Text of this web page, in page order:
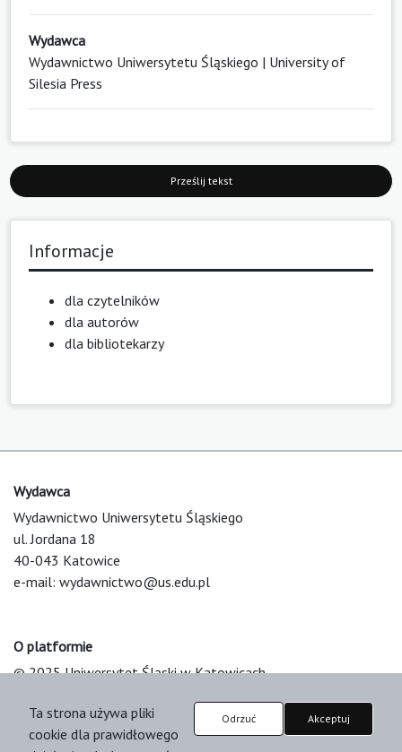
Wydawca
Wydawnictwo Uniwersytetu Śląskiego | University of
Silesia Press
Prześlij tekst
Informacje
dla czytelników
dla autorów
dla bibliotekarzy
Wydawca
Wydawnictwo Uniwersytetu Śląskiego
ul. Jordana 18
40-043 Katowice
e-mail: wydawnictwo@us.edu.pl
O platformie
© 2025 Uniwersytet Śląski w Katowicach
Platform & Workflow by OJS/PKP
Ta strona używa pliki
cookie dla prawidłowego
Odrzuć Akceptuj